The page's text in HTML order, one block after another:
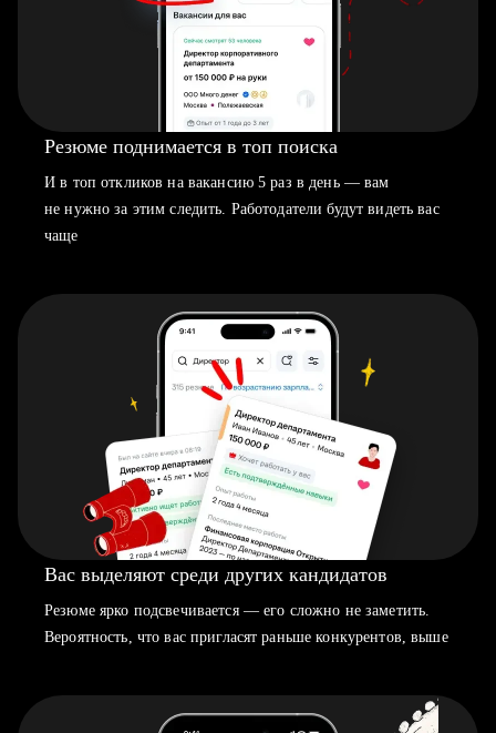
Резюме поднимается в топ поиска
И в топ откликов на вакансию 5 раз в день — вам
не нужно за этим следить. Работодатели будут видеть вас
чаще
Вас выделяют среди других кандидатов
Резюме ярко подсвечивается — его сложно не заметить.
Вероятность, что вас пригласят раньше конкурентов, выше